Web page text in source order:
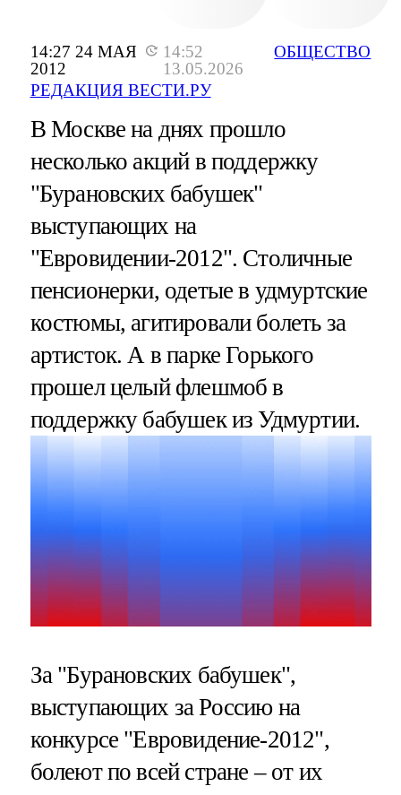
14:27 24 МАЯ
2012
14:52
13.05.2026
РЕДАКЦИЯ ВЕСТИ.РУ
ОБЩЕСТВО
В Москве на днях прошло
несколько акций в поддержку
"Бурановских бабушек"
выступающих на
"Евровидении-2012". Столичные
пенсионерки, одетые в удмуртские
костюмы, агитировали болеть за
артисток. А в парке Горького
прошел целый флешмоб в
поддержку бабушек из Удмуртии.
За "Бурановских бабушек",
выступающих за Россию на
конкурсе "Евровидение-2012",
болеют по всей стране – от их